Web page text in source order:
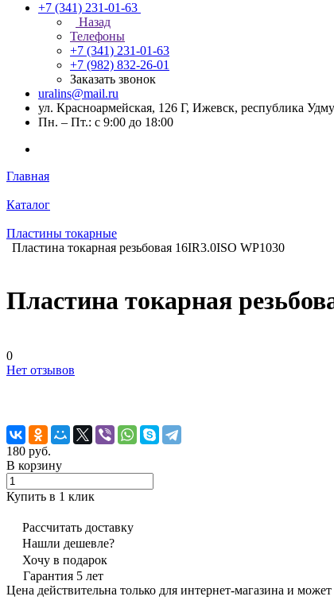
+7 (341) 231-01-63
Назад
Телефоны
+7 (341) 231-01-63
+7 (982) 832-26-01
Заказать звонок
uralins@mail.ru
ул. Красноармейская, 126 Г, Ижевск, республика
Пн. – Пт.: с 9:00 до 18:00
Главная
Каталог
Пластины токарные
Пластина токарная резьбовая 16IR3.0ISO WP1030
Пластина токарная
0
Нет отзывов
180 руб.
В корзину
Купить в 1 клик
Рассчитать доставку
Нашли дешевле?
Хочу в подарок
Гарантия 5 лет
Цена действительна только для интернет-магазина и